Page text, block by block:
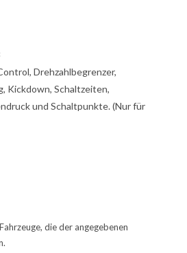
Drehzahlbegrenzer,
Kickdown, Schaltzeiten,
und Schaltpunkte. (Nur für
die der angegebenen